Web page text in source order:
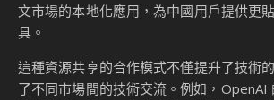
文市場的本地化應用，為中國用戶提供更
具。
這種資源共享的合作模式不僅提升了技術
了不同市場間的技術交流。例如，OpenAI